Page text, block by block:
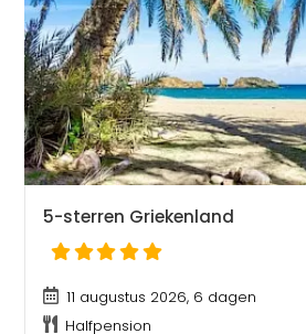
5-sterren Griekenland
11 augustus 2026, 6 dagen
Halfpension